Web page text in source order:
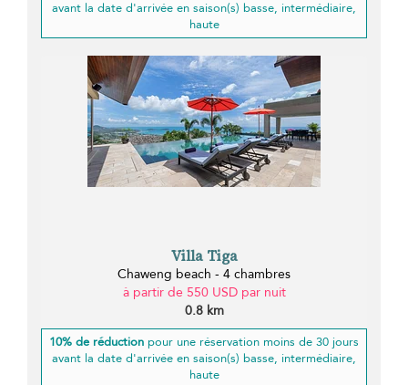
avant la date d'arrivée en saison(s) basse, intermédiaire,
haute
Villa Tiga
Chaweng beach - 4 chambres
à partir de 550 USD par nuit
0.8 km
10% de réduction pour une réservation moins de 30 jours
avant la date d'arrivée en saison(s) basse, intermédiaire,
haute